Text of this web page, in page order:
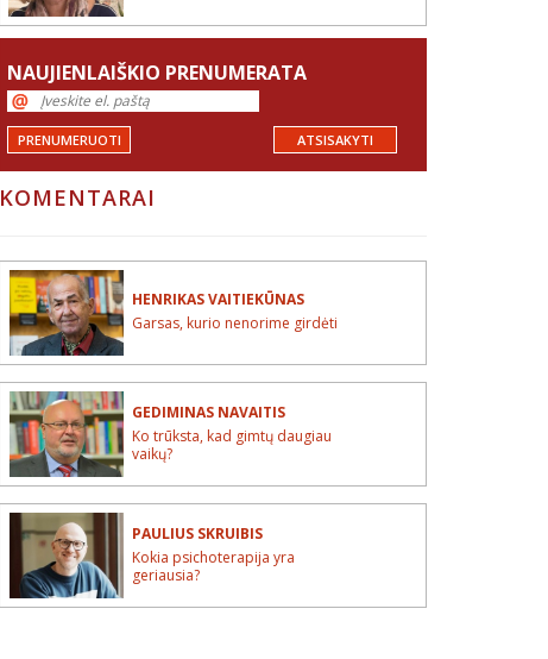
NAUJIENLAIŠKIO PRENUMERATA
PRENUMERUOTI ATSISAKYTI
KOMENTARAI
HENRIKAS VAITIEKŪNAS
Garsas, kurio nenorime girdėti
GEDIMINAS NAVAITIS
Ko trūksta, kad gimtų daugiau
vaikų?
PAULIUS SKRUIBIS
Kokia psichoterapija yra
geriausia?